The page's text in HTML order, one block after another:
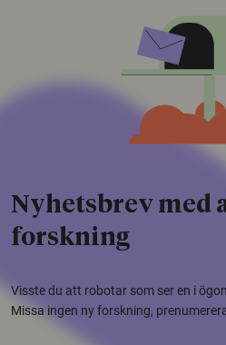
Nyhetsbrev med
forskning
Visste du att robotar som ser en i
Missa ingen ny forskning,